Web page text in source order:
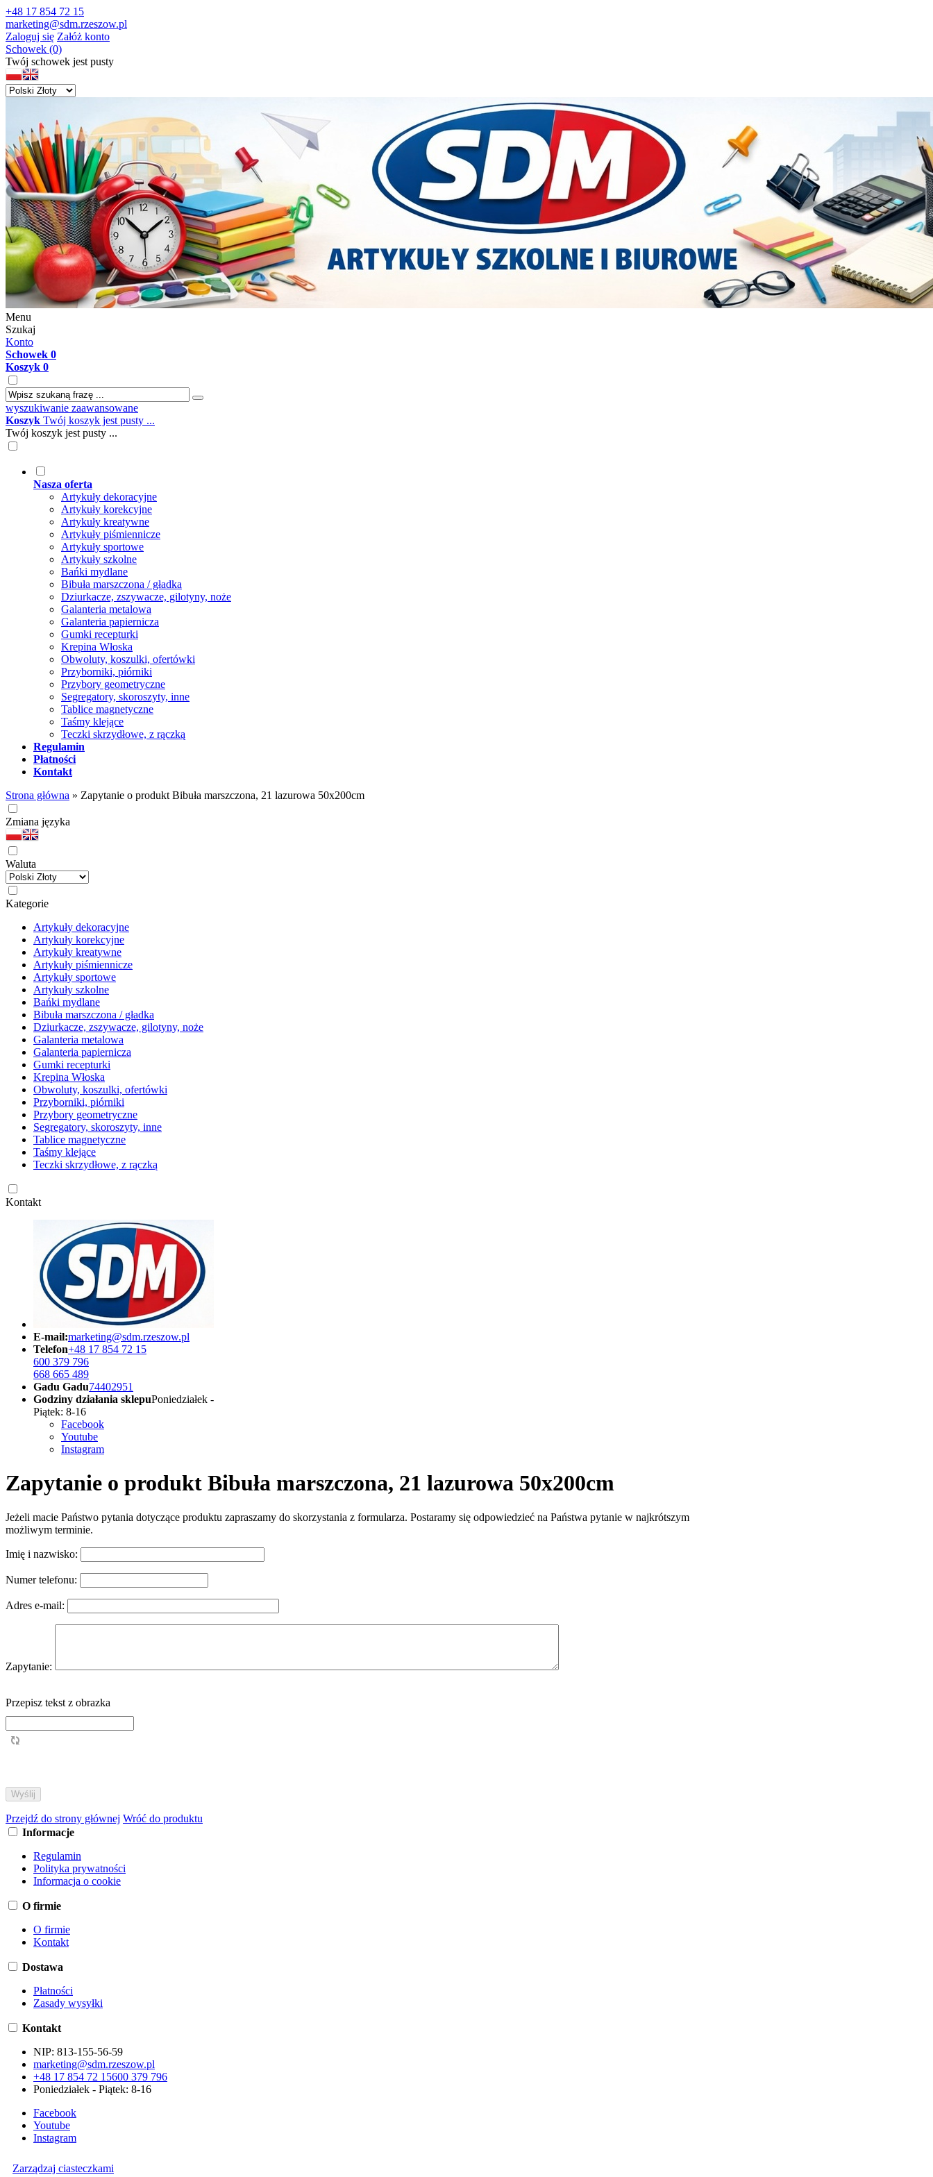
+48 17 854 72 15
marketing@sdm.rzeszow.pl
Zaloguj się Załóż konto
Schowek (0)
Twój schowek jest pusty
Menu
Szukaj
Konto
Schowek 0
Koszyk 0
wyszukiwanie zaawansowane
Koszyk Twój koszyk jest pusty ...
Twój koszyk jest pusty ...
Nasza oferta
Artykuły dekoracyjne
Artykuły korekcyjne
Artykuły kreatywne
Artykuły piśmiennicze
Artykuły sportowe
Artykuły szkolne
Bańki mydlane
Bibuła marszczona / gładka
Dziurkacze, zszywacze, gilotyny, noże
Galanteria metalowa
Galanteria papiernicza
Gumki recepturki
Krepina Włoska
Obwoluty, koszulki, ofertówki
Przyborniki, piórniki
Przybory geometryczne
Segregatory, skoroszyty, inne
Tablice magnetyczne
Taśmy klejące
Teczki skrzydłowe, z rączką
Regulamin
Płatności
Kontakt
Strona główna » Zapytanie o produkt Bibuła marszczona, 21 lazurowa 50x200cm
Zmiana języka
Waluta
Kategorie
Artykuły dekoracyjne
Artykuły korekcyjne
Artykuły kreatywne
Artykuły piśmiennicze
Artykuły sportowe
Artykuły szkolne
Bańki mydlane
Bibuła marszczona / gładka
Dziurkacze, zszywacze, gilotyny, noże
Galanteria metalowa
Galanteria papiernicza
Gumki recepturki
Krepina Włoska
Obwoluty, koszulki, ofertówki
Przyborniki, piórniki
Przybory geometryczne
Segregatory, skoroszyty, inne
Tablice magnetyczne
Taśmy klejące
Teczki skrzydłowe, z rączką
Kontakt
E-mail:marketing@sdm.rzeszow.pl
Telefon+48 17 854 72 15
600 379 796
668 665 489
Gadu Gadu74402951
Godziny działania sklepuPoniedziałek -
Piątek: 8-16
Facebook
Youtube
Instagram
Zapytanie o produkt Bibuła marszczona, 21 lazurowa 50x200cm
Jeżeli macie Państwo pytania dotyczące produktu zapraszamy do skorzystania z formularza. Postaramy się odpowiedzieć na Państwa pytanie w najkrótszym
możliwym terminie.
Imię i nazwisko:
Numer telefonu:
Adres e-mail:
Zapytanie:
Przepisz tekst z obrazka
Przejdź do strony głównej Wróć do produktu
Informacje
Regulamin
Polityka prywatności
Informacja o cookie
O firmie
O firmie
Kontakt
Dostawa
Płatności
Zasady wysyłki
Kontakt
NIP: 813-155-56-59
marketing@sdm.rzeszow.pl
+48 17 854 72 15600 379 796
Poniedziałek - Piątek: 8-16
Facebook
Youtube
Instagram
Zarządzaj ciasteczkami